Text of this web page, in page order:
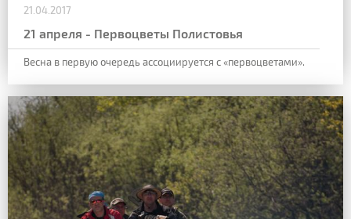
21.04.2017
21 апреля - Первоцветы Полистовья
Весна в первую очередь ассоциируется с «первоцветами».